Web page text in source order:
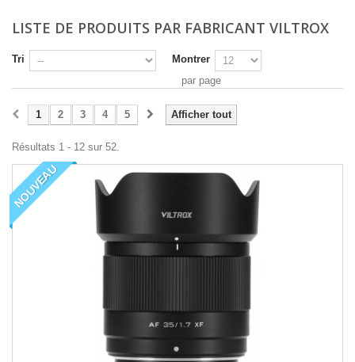
LISTE DE PRODUITS PAR FABRICANT VILTROX
Tri
Montrer
par page
Afficher tout
1 2 3 4 5
Résultats 1 - 12 sur 52.
NOUVEAU